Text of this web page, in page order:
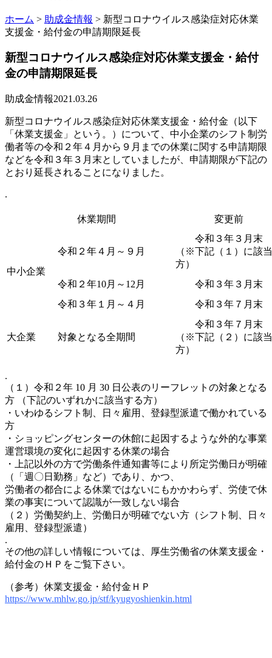
ホーム > 助成金情報 > 新型コロナウイルス感染症対応休業
支援金・給付金の申請期限延長
新型コロナウイルス感染症対応休業支援金・給付
金の申請期限延長
助成金情報2021.03.26
新型コロナウイルス感染症対応休業支援金・給付金（以下
「休業支援金」という。）について、中小企業のシフト制労
働者等の令和２年４月から９月までの休業に関する申請期限
などを令和３年３月末としていましたが、申請期限が下記の
とおり延長されることになりました。
.
休業期間 変更前
中小企業
令和２年４月～９月
令和３年３
（※下記（１）に該
方）
令和２年10月～12月
令和３年３
令和３年１月～４月
令和３年７月末
大企業 対象となる全期間
令和３年７月末
（※下記（２）に該
方）
.
（１）令和２年 10 月 30 日公表のリーフレットの対象となる
方 （下記のいずれかに該当する方）
・いわゆるシフト制、日々雇用、登録型派遣で働かれている
方
・ショッピングセンターの休館に起因するような外的な事業
運営環境の変化に起因する休業の場合
・上記以外の方で労働条件通知書等により所定労働日が明確
（「週〇日勤務」など）であり、かつ、
労働者の都合による休業ではないにもかかわらず、労使で休
業の事実について認識が一致しない場合
（２）労働契約上、労働日が明確でない方（シフト制、日々
雇用、登録型派遣）
.
その他の詳しい情報については、厚生労働省の休業支援金・
給付金のＨＰをご覧下さい。
（参考）休業支援金・給付金ＨＰ
https://www.mhlw.go.jp/stf/kyugyoshienkin.html